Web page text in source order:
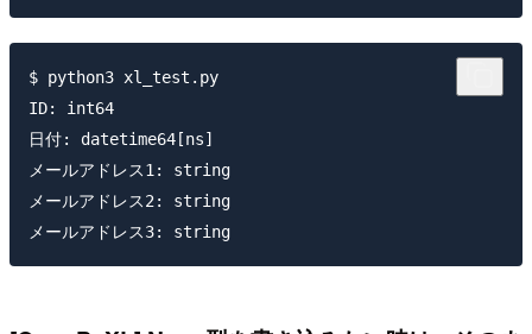
$ python3 xl_test.py
ID: int64
日付: datetime64[ns]
メールアドレス1: string
メールアドレス2: string